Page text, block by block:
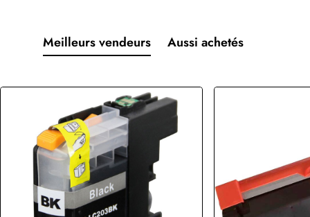
Meilleurs vendeurs Aussi achetés